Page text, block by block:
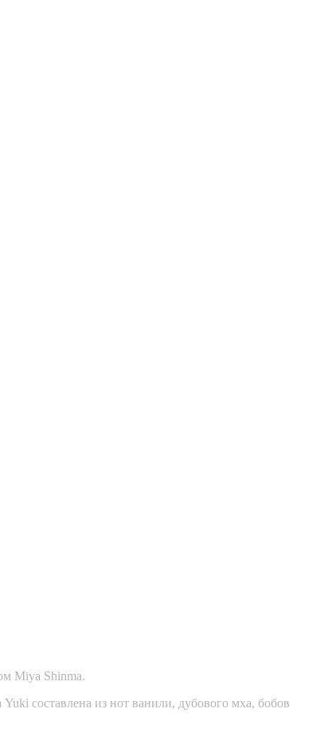
Miya Shinma.
составлена из нот ванили, дубового мха, бобов